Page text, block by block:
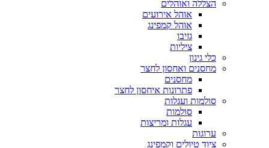
הצללה ואוהלים
אוהל אירועים
אוהל קמפינג
גזיבו
ציליות
כלי גינון
מחסנים ואחסון לחצר
מחסנים
פתרונות איחסון לחצר
סולמות ועגלות
סולמות
עגלות ומריצות
ערוגות
ציוד טיולים וקמפינג